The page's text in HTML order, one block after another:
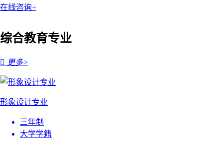
在线咨询+
综合教育专业
 更多>
形象设计专业
三年制
大学学籍